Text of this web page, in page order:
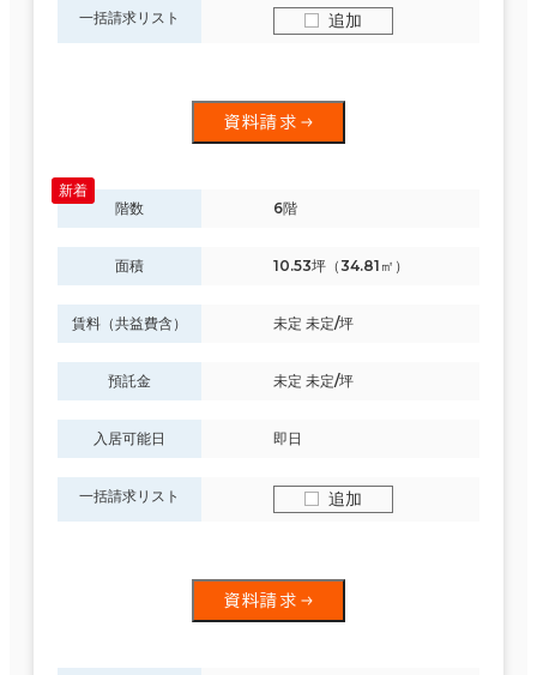
一括請求リスト 追加
資料請求
階数 6階
面積 10.53坪（34.81㎡）
賃料（共益費含） 未定 未定/坪
預託金 未定 未定/坪
入居可能日 即日
一括請求リスト 追加
資料請求